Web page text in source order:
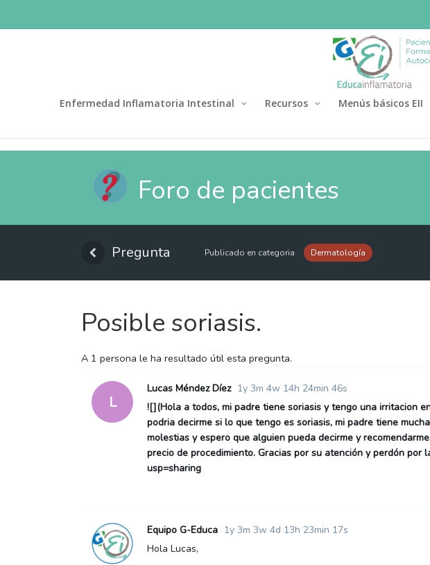
Enfermedad Inflamatoria Intestinal Recursos Menús básicos EII
Foro de pacientes
Pregunta Publicado en categoria Dermatología
Posible soriasis.
A 1 persona le ha resultado útil esta pregunta.
L
Lucas Méndez Díez 1y 3m 4w 14h 24min 46s
![](Hola a todos, mi padre tiene soriasis y tengo una irritacion
podria decirme si lo que tengo es soriasis, mi padre tiene
molestias y espero que alguien pueda decirme y
precio de procedimiento. Gracias por su atención y perdón por
usp=sharing
Equipo G-Educa 1y 3m 3w 4d 13h 23min 17s
Hola Lucas,